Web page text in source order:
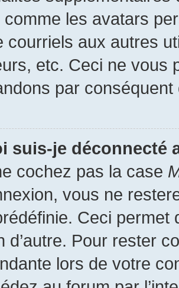
les avatars
courriels aux autres
etc. Ceci ne vous
par conséquent
suis-je déconnecté
cochez pas la case
vous ne
Ceci permet
d’autre. Pour rester
lors de votre